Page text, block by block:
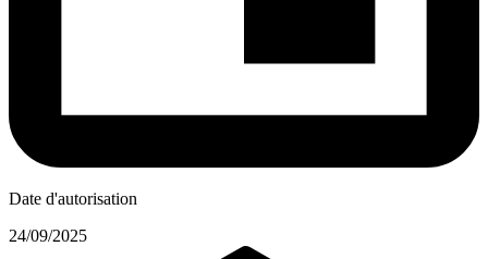
Date d'autorisation
24/09/2025